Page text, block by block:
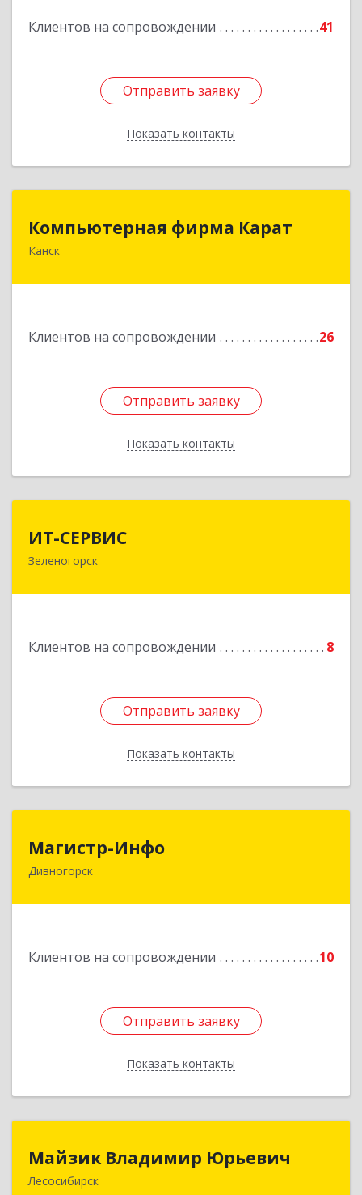
Клиентов на сопровождении 41
Отправить заявку
Показать контакты
Отправить заявку
Назад
Компьютерная фирма Карат
Канск
Клиентов на сопровождении 26
Отправить заявку
Показать контакты
Компьютерная фирма Карат
Отправить заявку
Назад
ИТ-СЕРВИС
Зеленогорск
Клиентов на сопровождении 8
Отправить заявку
Показать контакты
663690, Красноярский край, Зеленогорск г,
Отправить заявку
Назад
Магистр-Инфо
Дивногорск
Клиентов на сопровождении 10
Отправить заявку
Показать контакты
663090 Красноярский край Дивногорск г
Отправить заявку
Назад
Майзик Владимир Юрьевич
Лесосибирск